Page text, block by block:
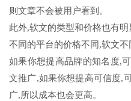
则文章不会被用户看到。
此外,软文的类型和价格也有明
不同的平台的价格不同,软文不
如果你想提高品牌的知名度,
文推广,如果你想提高可信度,
广,所以成本也会更高。